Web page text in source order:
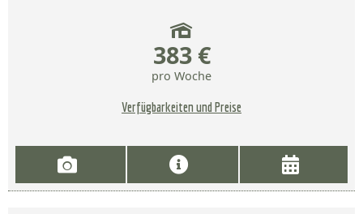
383 €
pro Woche
Verfügbarkeiten und Preise